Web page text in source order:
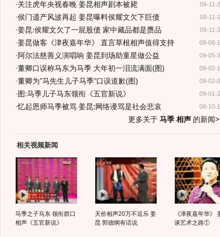
09-11-
·关注虎年央视春晚 姜昆相声剧本被毙
09-11-
·侯门遗产风波再起 姜昆曝料侯耀文欠下巨债
09-11-
·姜昆:侯耀文欠了一屁股债 家中藏品都是赝品
09-08-
·姜昆做客《津夜嘉年华》 直言草根相声值得支持
09-05-
·阿尔法慈善义演唱响 姜昆到场助童星做公益
09-02-
·董卿口误称马东为马季 大年初一泪流满面(图)
09-02-
·董卿为"马先生儿子马季"口误道歉(图)
09-01-
· 图:马季儿子马东领衔《五官新说》
08-10-
·忆起恩师马季被骂 姜昆:网络谩骂是社会悲哀
更多关于 马季 相声的新闻
相关视频新闻
马季之子马东 领衔群口
相声《五官新说》
天价相声20万不逗乐 姜
昆 郭德纲有话说
《津夜嘉年华》
谈艺术之路①